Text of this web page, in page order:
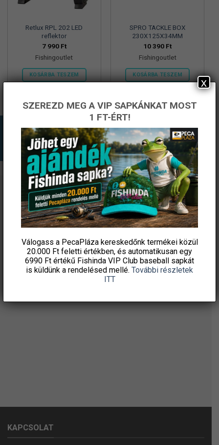
Retlux RPL 202 LED
reflektor
7 990 Ft
Fishingoutlet
KOSÁRBA TESZEM
SPRO TACKLE BOX
230X125X34MM
10 390 Ft
Fishingoutlet
KOSÁRBA TESZEM
ÉRTESÜLJ ELSŐKÉNT! IRATKOZZ FEL A
HÍRLEVELÜNKRE!
KAPCSOLAT
SZEREZD MEG A VIP SAPKÁNKAT MOST
1 FT-ÉRT!
Válogass a PecaPláza kereskedőnk termékei közül
20.000 Ft feletti értékben, és automatikusan egy
6990 Ft értékű Fishinda VIP Club baseball sapkát
is küldünk a rendelésed mellé. További részletek
ITT
x